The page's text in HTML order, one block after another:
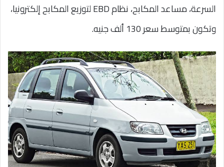
السرعة، مساعد المكابح، نظام EBD لتوزيع المكابح إلكترونيا،
وتكون بمتوسط سعر 130 ألف جنيه.